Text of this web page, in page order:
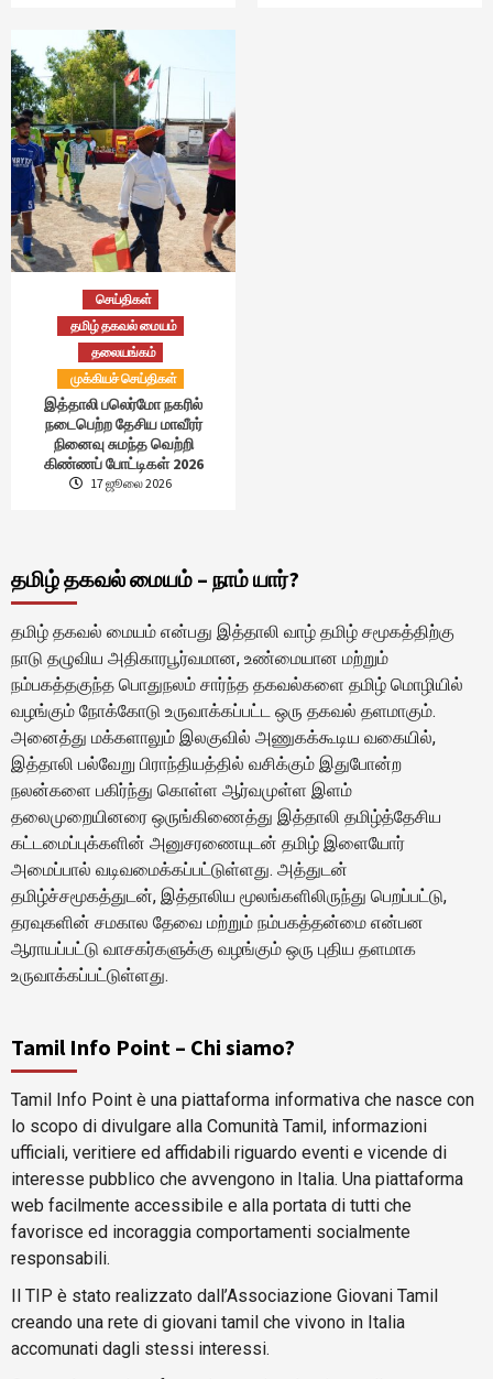
செய்திகள்
தமிழ் தகவல் மையம்
தலையங்கம்
முக்கியச் செய்திகள்
இத்தாலி பலெர்மோ நகரில்
நடைபெற்ற தேசிய மாவீரர்
நினைவு சுமந்த வெற்றி
கிண்ணப் போட்டிகள் 2026
17 ஜூலை 2026
தமிழ் தகவல் மையம் – நாம் யார்?
தமிழ் தகவல் மையம் என்பது இத்தாலி வாழ் தமிழ் சமூகத்திற்கு
நாடு தழுவிய அதிகாரபூர்வமான, உண்மையான மற்றும்
நம்பகத்தகுந்த பொதுநலம் சார்ந்த தகவல்களை தமிழ் மொழியில்
வழங்கும் நோக்கோடு உருவாக்கப்பட்ட ஒரு தகவல் தளமாகும்.
அனைத்து மக்களாலும் இலகுவில் அணுகக்கூடிய வகையில்,
இத்தாலி பல்வேறு பிராந்தியத்தில் வசிக்கும் இதுபோன்ற
நலன்களை பகிர்ந்து கொள்ள ஆர்வமுள்ள இளம்
தலைமுறையினரை ஒருங்கிணைத்து இத்தாலி தமிழ்த்தேசிய
கட்டமைப்புக்களின் அனுசரணையுடன் தமிழ் இளையோர்
அமைப்பால் வடிவமைக்கப்பட்டுள்ளது. அத்துடன்
தமிழ்ச்சமூகத்துடன், இத்தாலிய மூலங்களிலிருந்து பெறப்பட்டு,
தரவுகளின் சமகால தேவை மற்றும் நம்பகத்தன்மை என்பன
ஆராயப்பட்டு வாசகர்களுக்கு வழங்கும் ஒரு புதிய தளமாக
உருவாக்கப்பட்டுள்ளது.
Tamil Info Point – Chi siamo?
Tamil Info Point è una piattaforma informativa che nasce con
lo scopo di divulgare alla Comunità Tamil, informazioni
ufficiali, veritiere ed affidabili riguardo eventi e vicende di
interesse pubblico che avvengono in Italia. Una piattaforma
web facilmente accessibile e alla portata di tutti che
favorisce ed incoraggia comportamenti socialmente
responsabili.
Il TIP è stato realizzato dall’Associazione Giovani Tamil
creando una rete di giovani tamil che vivono in Italia
accomunati dagli stessi interessi.